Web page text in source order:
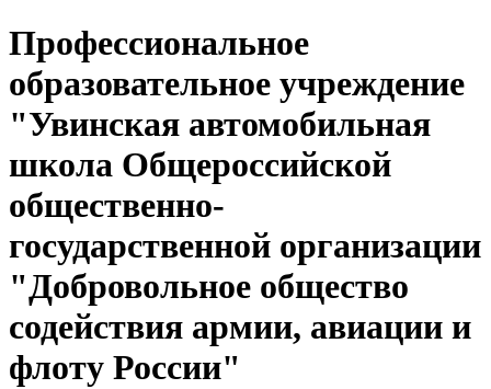
Профессиональное
образовательное учреждение
"Увинская автомобильная
школа Общероссийской
общественно-
государственной организации
"Добровольное общество
содействия армии, авиации и
флоту России"